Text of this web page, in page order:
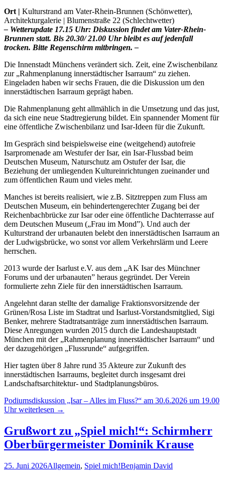
Ort | Kulturstrand am Vater-Rhein-Brunnen (Schönwetter),
Architekturgalerie | Blumenstraße 22 (Schlechtwetter)
– Wetterupdate 17.15 Uhr: Diskussion findet am Vater-Rhein-
Brunnen statt. Bis 20.30/ 21.00 Uhr bleibt es auf jedenfall
trocken. Bitte Regenschirm mitbringen. –
Die Innenstadt Münchens verändert sich. Zeit, eine Zwischenbilanz
zur „Rahmenplanung innerstädtischer Isarraum“ zu ziehen.
Eingeladen haben wir sechs Frauen, die die Diskussion um den
innerstädtischen Isarraum geprägt haben.
Die Rahmenplanung geht allmählich in die Umsetzung und das just,
da sich eine neue Stadtregierung bildet. Ein spannender Moment für
eine öffentliche Zwischenbilanz und Isar-Ideen für die Zukunft.
Im Gespräch sind beispielsweise eine (weitgehend) autofreie
Isarpromenade am Westufer der Isar, ein Isar-Flussbad beim
Deutschen Museum, Naturschutz am Ostufer der Isar, die
Beziehung der umliegenden Kultureinrichtungen zueinander und
zum öffentlichen Raum und vieles mehr.
Manches ist bereits realisiert, wie z.B. Sitztreppen zum Fluss am
Deutschen Museum, ein behindertengerechter Zugang bei der
Reichenbachbrücke zur Isar oder eine öffentliche Dachterrasse auf
dem Deutschen Museum („Frau im Mond”). Und auch der
Kulturstrand der urbanauten belebt den innerstädtischen Isarraum an
der Ludwigsbrücke, wo sonst vor allem Verkehrslärm und Leere
herrschen.
2013 wurde der Isarlust e.V. aus dem „AK Isar des Münchner
Forums und der urbanauten” heraus gegründet. Der Verein
formulierte zehn Ziele für den innerstädtischen Isarraum.
Angelehnt daran stellte der damalige Fraktionsvorsitzende der
Grünen/Rosa Liste im Stadtrat und Isarlust-Vorstandsmitglied, Sigi
Benker, mehrere Stadtratsanträge zum innerstädtischen Isarraum.
Diese Anregungen wurden 2015 durch die Landeshauptstadt
München mit der „Rahmenplanung innerstädtischer Isarraum“ und
der dazugehörigen „Flussrunde“ aufgegriffen.
Hier tagten über 8 Jahre rund 35 Akteure zur Zukunft des
innerstädtischen Isarraums, begleitet durch insgesamt drei
Landschaftsarchitektur- und Stadtplanungsbüros.
Podiumsdiskussion „Isar – Alles im Fluss?“ am 30.6.2026 um 19.00
Uhrweiterlesen →
Grußwort zu „Spiel mich!“: Schirmherr
Oberbürgermeister Dominik Krause
25. Juni 2026Allgemein, Spiel mich!Benjamin David